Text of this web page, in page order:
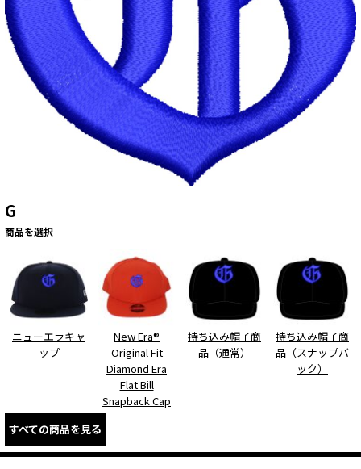
G
商品を選択
ニューエラキャ
ップ
New Era®
Original Fit
Diamond Era
Flat Bill
Snapback Cap
持ち込み帽子商
品（通常）
持ち込み帽子商
品（スナップバ
ック）
すべての商品を見る